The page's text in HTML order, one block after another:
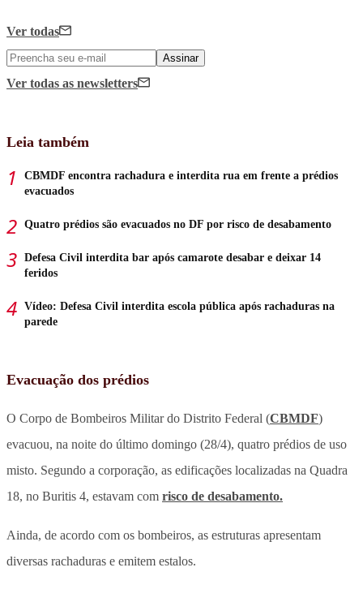
Ver todas
Assinar
Ver todas as newsletters
Leia também
CBMDF encontra rachadura e interdita rua em frente a prédios
evacuados
Quatro prédios são evacuados no DF por risco de desabamento
Defesa Civil interdita bar após camarote desabar e deixar 14
feridos
Vídeo: Defesa Civil interdita escola pública após rachaduras na
parede
Evacuação dos prédios
O Corpo de Bombeiros Militar do Distrito Federal (CBMDF)
evacuou, na noite do último domingo (28/4), quatro prédios de uso
misto. Segundo a corporação, as edificações localizadas na Quadra
18, no Buritis 4, estavam com risco de desabamento.
Ainda, de acordo com os bombeiros, as estruturas apresentam
diversas rachaduras e emitem estalos.